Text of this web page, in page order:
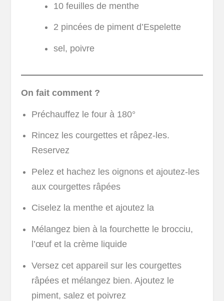
10 feuilles de menthe
2 pincées de piment d’Espelette
sel, poivre
On fait comment ?
Préchauffez le four à 180°
Rincez les courgettes et râpez-les.
Reservez
Pelez et hachez les oignons et ajoutez-les
aux courgettes râpées
Ciselez la menthe et ajoutez la
Mélangez bien à la fourchette le brocciu,
l’œuf et la crème liquide
Versez cet appareil sur les courgettes
râpées et mélangez bien. Ajoutez le
piment, salez et poivrez